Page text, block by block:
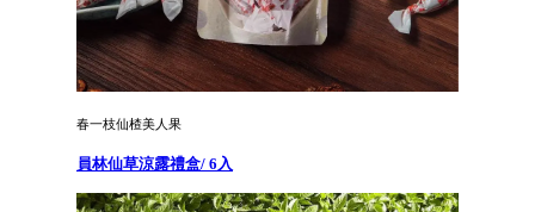
春一枝仙楂美人果
員林仙草涼露禮盒/ 6入